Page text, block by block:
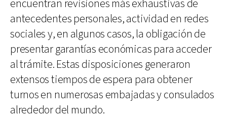
encuentran revisiones más exhaustivas de
antecedentes personales, actividad en redes
sociales y, en algunos casos, la obligación de
presentar garantías económicas para acceder
al trámite. Estas disposiciones generaron
extensos tiempos de espera para obtener
turnos en numerosas embajadas y consulados
alrededor del mundo.